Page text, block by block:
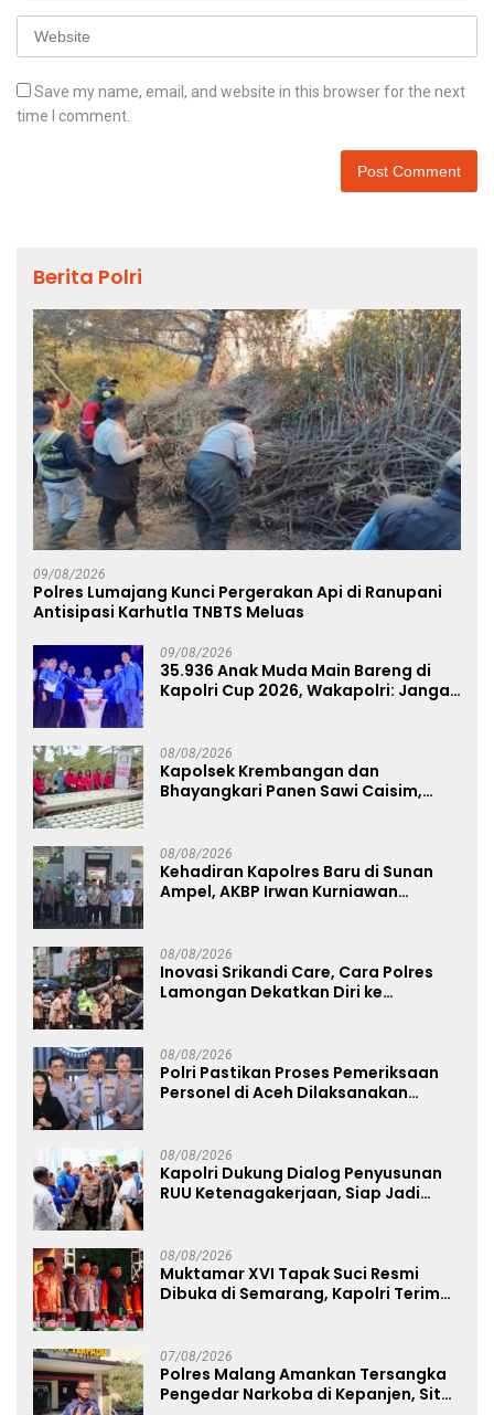
Save my name, email, and website in this browser for the next
time I comment.
Berita Polri
09/08/2026
Polres Lumajang Kunci Pergerakan Api di Ranupani
Antisipasi Karhutla TNBTS Meluas
09/08/2026
35.936 Anak Muda Main Bareng di
Kapolri Cup 2026, Wakapolri: Jangan
08/08/2026
Kapolsek Krembangan dan
Bhayangkari Panen Sawi Caisim,
08/08/2026
Kehadiran Kapolres Baru di Sunan
Ampel, AKBP Irwan Kurniawan
08/08/2026
Inovasi Srikandi Care, Cara Polres
Lamongan Dekatkan Diri ke
08/08/2026
Polri Pastikan Proses Pemeriksaan
Personel di Aceh Dilaksanakan
08/08/2026
Kapolri Dukung Dialog Penyusunan
RUU Ketenagakerjaan, Siap Jadi
08/08/2026
Muktamar XVI Tapak Suci Resmi
Dibuka di Semarang, Kapolri Terima
07/08/2026
Polres Malang Amankan Tersangka
Pengedar Narkoba di Kepanjen, Sita